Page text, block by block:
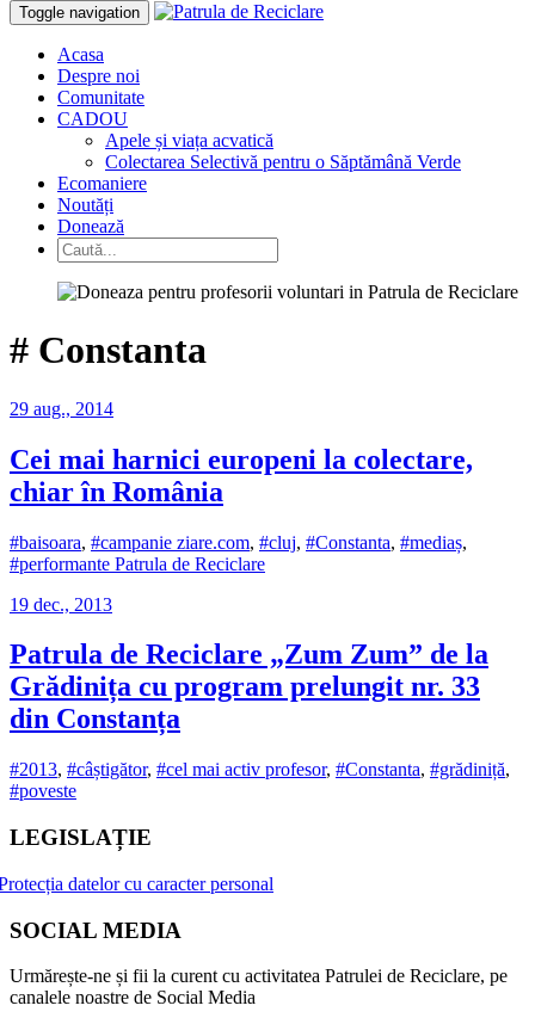
Toggle navigation
Acasa
Despre noi
Comunitate
CADOU
Apele și viața acvatică
Colectarea Selectivă pentru o Săptămână Verde
Ecomaniere
Noutăți
Donează
# Constanta
29 aug., 2014
Cei mai harnici europeni la colectare,
chiar în România
#baisoara, #campanie ziare.com, #cluj, #Constanta, #mediaș,
#performante Patrula de Reciclare
19 dec., 2013
Patrula de Reciclare „Zum Zum” de la
Grădinița cu program prelungit nr. 33
din Constanța
#2013, #câștigător, #cel mai activ profesor, #Constanta, #grădiniță,
#poveste
LEGISLAȚIE
datelor cu caracter personal
SOCIAL MEDIA
Urmărește-ne și fii la curent cu activitatea Patrulei de Reciclare, pe
canalele noastre de Social Media